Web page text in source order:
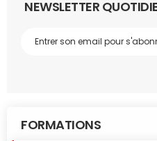
NEWSLETTER
FORMATIONS